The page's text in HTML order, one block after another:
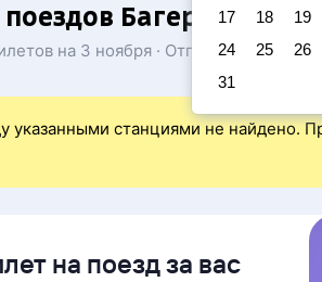
17
18 19
24
25 26
31
Багерово —
на 3 ноября · Отправление и
станциями не найдено.
на поезд за вас